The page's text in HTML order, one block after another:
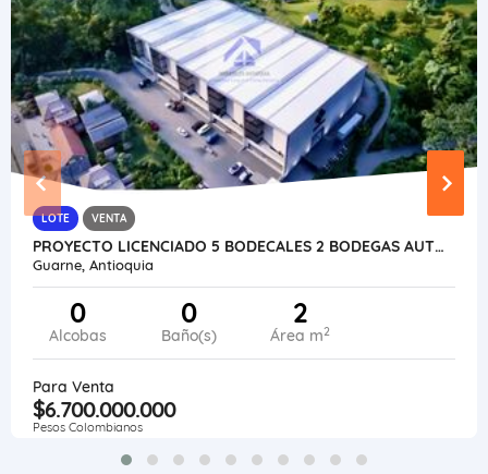
LOTE VENTA
PROYECTO LICENCIADO 5 BODECALES 2 BODEGAS AUTOPISTA MEDELLIN BOGOTA
Guarne, Antioquia
0
Alcobas
0
Baño(s)
2
Área m2
Para Venta
$6.700.000.000
Pesos Colombianos